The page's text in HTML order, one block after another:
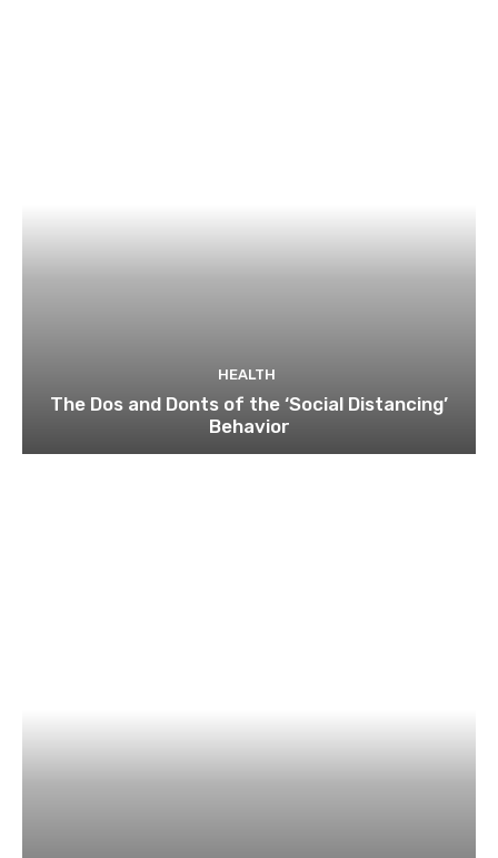
HEALTH
The Dos and Donts of the ‘Social Distancing’
Behavior